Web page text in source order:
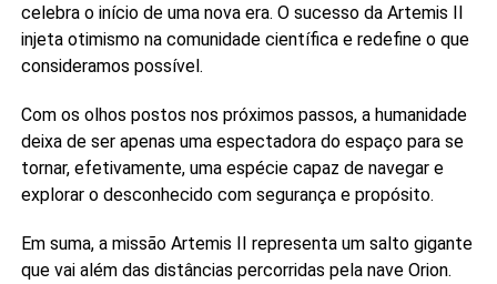
celebra o início de uma nova era. O sucesso da Artemis II
injeta otimismo na comunidade científica e redefine o que
consideramos possível.
Com os olhos postos nos próximos passos, a humanidade
deixa de ser apenas uma espectadora do espaço para se
tornar, efetivamente, uma espécie capaz de navegar e
explorar o desconhecido com segurança e propósito.
Em suma, a missão Artemis II representa um salto gigante
que vai além das distâncias percorridas pela nave Orion.